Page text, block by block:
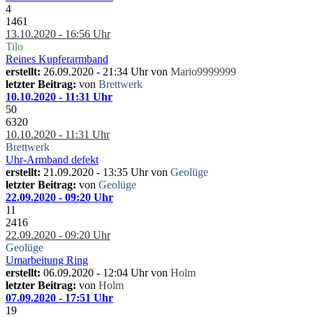
4
1461
13.10.2020 - 16:56 Uhr
Tilo
Reines Kupferarmband
erstellt: 26.09.2020 - 21:34 Uhr von Mario9999999
letzter Beitrag: von Brettwerk
10.10.2020 - 11:31 Uhr
50
6320
10.10.2020 - 11:31 Uhr
Brettwerk
Uhr-Armband defekt
erstellt: 21.09.2020 - 13:35 Uhr von Geolüge
letzter Beitrag: von Geolüge
22.09.2020 - 09:20 Uhr
11
2416
22.09.2020 - 09:20 Uhr
Geolüge
Umarbeitung Ring
erstellt: 06.09.2020 - 12:04 Uhr von Holm
letzter Beitrag: von Holm
07.09.2020 - 17:51 Uhr
19